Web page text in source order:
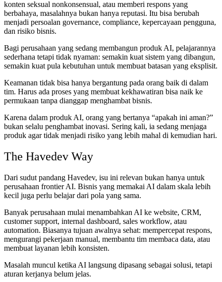
konten seksual nonkonsensual, atau memberi respons yang
berbahaya, masalahnya bukan hanya reputasi. Itu bisa berubah
menjadi persoalan governance, compliance, kepercayaan pengguna,
dan risiko bisnis.
Bagi perusahaan yang sedang membangun produk AI, pelajarannya
sederhana tetapi tidak nyaman: semakin kuat sistem yang dibangun,
semakin kuat pula kebutuhan untuk membuat batasan yang eksplisit.
Keamanan tidak bisa hanya bergantung pada orang baik di dalam
tim. Harus ada proses yang membuat kekhawatiran bisa naik ke
permukaan tanpa dianggap menghambat bisnis.
Karena dalam produk AI, orang yang bertanya “apakah ini aman?”
bukan selalu penghambat inovasi. Sering kali, ia sedang menjaga
produk agar tidak menjadi risiko yang lebih mahal di kemudian hari.
The Havedev Way
Dari sudut pandang Havedev, isu ini relevan bukan hanya untuk
perusahaan frontier AI. Bisnis yang memakai AI dalam skala lebih
kecil juga perlu belajar dari pola yang sama.
Banyak perusahaan mulai menambahkan AI ke website, CRM,
customer support, internal dashboard, sales workflow, atau
automation. Biasanya tujuan awalnya sehat: mempercepat respons,
mengurangi pekerjaan manual, membantu tim membaca data, atau
membuat layanan lebih konsisten.
Masalah muncul ketika AI langsung dipasang sebagai solusi, tetapi
aturan kerjanya belum jelas.